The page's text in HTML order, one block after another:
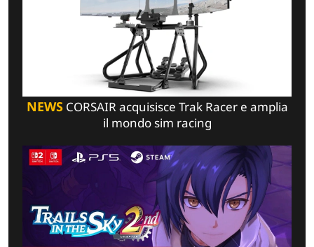
NEWSCORSAIR acquisisce Trak Racer e amplia
il mondo sim racing